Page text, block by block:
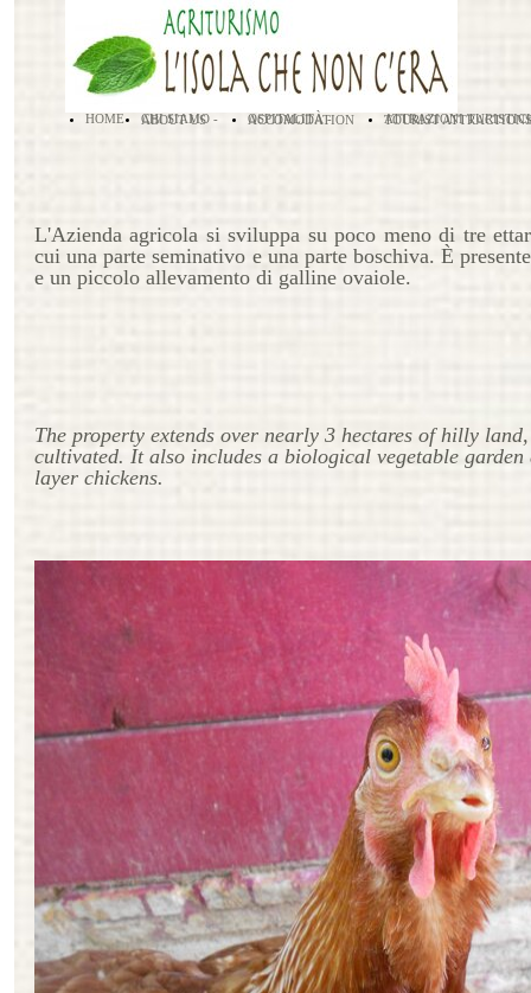
HOME CHI SIAMO - ABOUT US OSPITALITÀ - ACCOMODATION ATTRAZIONI TURISTICHE - TOURIST ATTRACTIONS
L'Azienda agricola si sviluppa su poco meno di tre
cui una parte seminativo e una parte boschiva. È
e un piccolo allevamento di galline ovaiole.
The property extends over nearly 3 hectares of hilly
cultivated. It also includes a biological vegetable
layer chickens.